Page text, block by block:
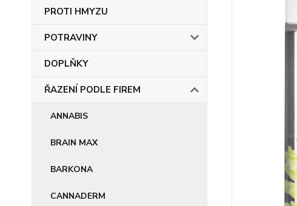
PROTI HMYZU
POTRAVINY
DOPLŇKY
ŘAZENÍ PODLE FIREM
ANNABIS
BRAIN MAX
BARKONA
CANNADERM